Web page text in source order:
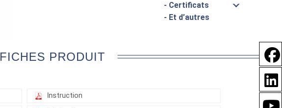
- Certificats
- Et d’autres
FICHES PRODUIT
Instruction